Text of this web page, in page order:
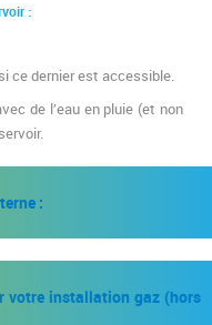
:
ce dernier est accessible.
de l’eau en pluie (et non
:
votre installation gaz (hors